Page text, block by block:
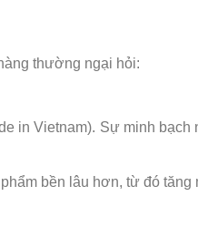
thường ngại hỏi:
in Vietnam). Sự minh bạch
bền lâu hơn, từ đó tăng